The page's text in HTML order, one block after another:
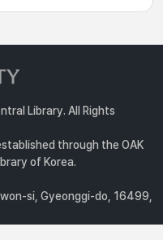
Library. All Rights
through the OAK
of Korea.
si, Gyeonggi-do, 16499,